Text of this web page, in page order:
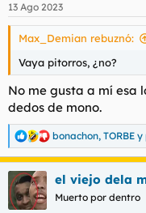
13 Ago 2023
Max_Demian rebuznó:
Vaya pitorros, ¿no?
No me gusta a mí esa
dedos de mono.
R
e
a
c
c
i
bonachon, TORBE y
el viejo dela
Muerto por dentro